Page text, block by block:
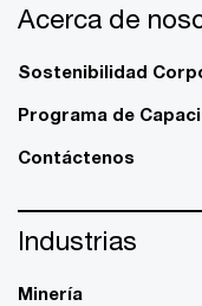
Acerca de
Sostenibilidad
Programa de
Contáctenos
Industrias
Minería